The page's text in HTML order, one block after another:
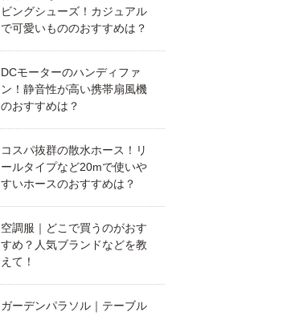
ビングシューズ！カジュアル
で可愛いもののおすすめは？
DCモーターのハンディファ
ン！静音性が高い携帯扇風機
のおすすめは？
コスパ抜群の散水ホース！リ
ールタイプなど20mで使いや
すいホースのおすすめは？
空調服｜どこで買うのがおす
すめ？人気ブランドなどを教
えて！
ガーデンパラソル｜テーブル